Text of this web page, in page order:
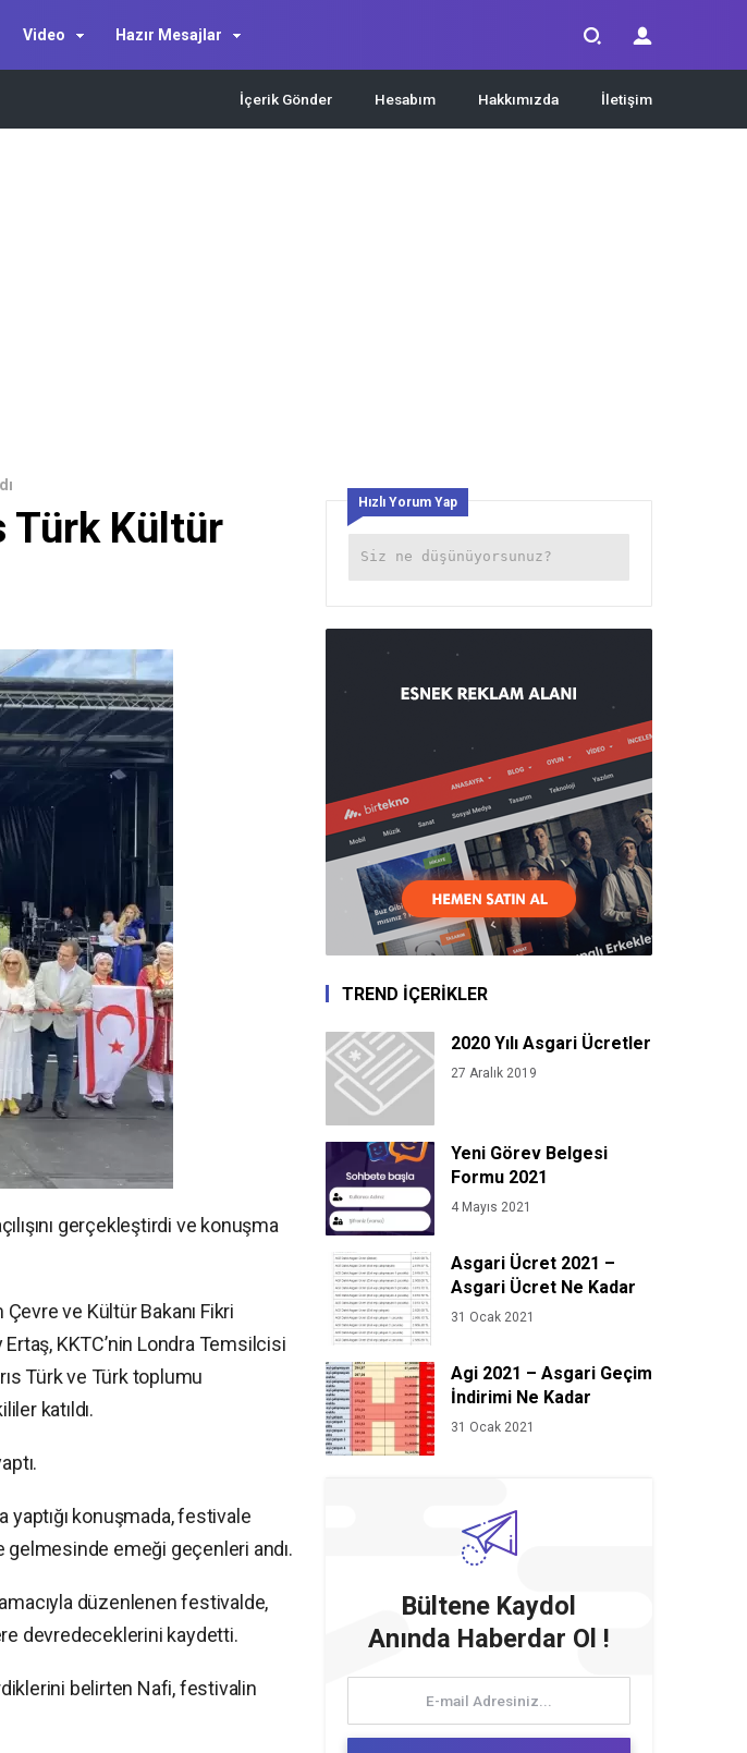
Video Hazır Mesajlar
İçerik Gönder Hesabım Hakkımızda İletişim
Türk Kültür
gerçekleştirdi ve konuşma
ve Kültür Bakanı Fikri
KKTC’nin Londra Temsilcisi
Türk ve Türk toplumu
katıldı.
yaptığı konuşmada, festivale
emeği geçenleri andı.
düzenlenen festivalde,
devredeceklerini kaydetti.
belirten Nafi, festivalin
Hızlı Yorum Yap
TREND İÇERİKLER
2020 Yılı Asgari Ücretler
27 Aralık 2019
Yeni Görev Belgesi
Formu 2021
4 Mayıs 2021
Asgari Ücret 2021 –
Asgari Ücret Ne Kadar
31 Ocak 2021
Agi 2021 – Asgari Geçim
İndirimi Ne Kadar
31 Ocak 2021
Bültene Kaydol
Anında Haberdar Ol !